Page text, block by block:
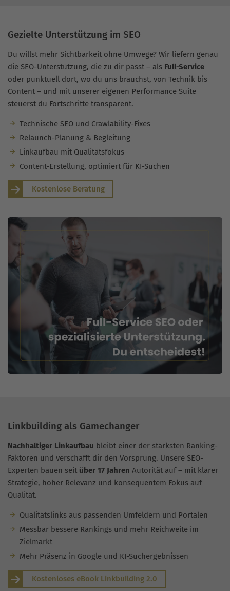
Gezielte Unterstützung im SEO
Du willst mehr Sichtbarkeit ohne Umwege? Wir liefern genau
die SEO-Unterstützung, die zu dir passt – als Full-Service
oder punktuell dort, wo du uns brauchst, von Technik bis
Content – und mit unserer eigenen Performance Suite
steuerst du Fortschritte transparent.
Technische SEO und Crawlability-Fixes
Relaunch-Planung & Begleitung
Linkaufbau mit Qualitätsfokus
Content-Erstellung, optimiert für KI-Suchen
Kostenlose Beratung
Linkbuilding als Gamechanger
Nachhaltiger Linkaufbau bleibt einer der stärksten Ranking-
Faktoren und verschafft dir den Vorsprung. Unsere SEO-
Experten bauen seit über 17 Jahren Autorität auf – mit klarer
Strategie, hoher Relevanz und konsequentem Fokus auf
Qualität.
Qualitätslinks aus passenden Umfeldern und Portalen
Messbar bessere Rankings und mehr Reichweite im
Zielmarkt
Mehr Präsenz in Google und KI-Suchergebnissen
Kostenloses eBook Linkbuilding 2.0